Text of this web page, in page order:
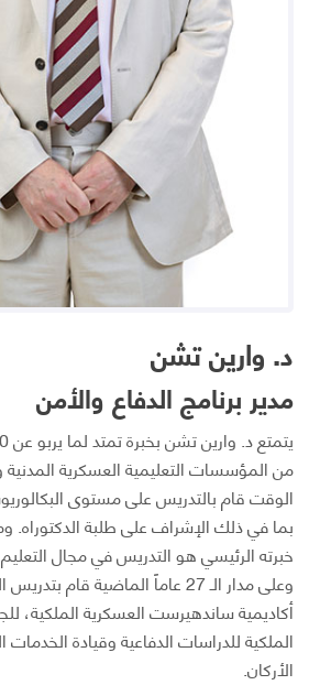
د. وارين تشن
مدير برنامج الدفاع والأمن
من المؤسسات التعليمية العسكرية
الوقت قام بالتدريس على مستوى
بما في ذلك الإشراف على طلبة الدكتوراه.
خبرته الرئيسي هو التدريس في مجال
وعلى مدار الـ 27 عاماً الماضية
أكاديمية ساندهيرست العسكرية الملكية،
الملكية للدراسات الدفاعية وقيادة
الأركان.